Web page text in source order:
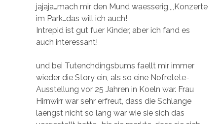
jajaja…mach mir den Mund waesserig,,,,Konzerte
im Park…das will ich auch!
Intrepid ist gut fuer Kinder, aber ich fand es
auch interessant!
und bei Tutenchdingsbums faellt mir immer
wieder die Story ein, als so eine Nofretete-
Ausstellung vor 25 Jahren in Koeln war. Frau
Hirnwirr war sehr erfreut, dass die Schlange
laengst nicht so lang war wie sie sich das